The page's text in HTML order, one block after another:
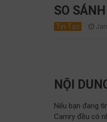
SO
Tin Tức
NỘI
Nếu bạn đang
Camry đều có